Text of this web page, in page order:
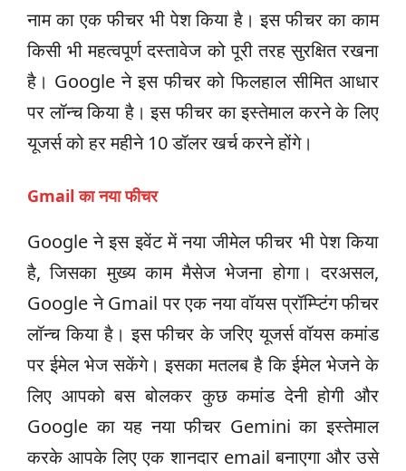
नाम का एक फीचर भी पेश किया है। इस फीचर का काम
किसी भी महत्वपूर्ण दस्तावेज को पूरी तरह सुरक्षित रखना
है। Google ने इस फीचर को फिलहाल सीमित आधार
पर लॉन्च किया है। इस फीचर का इस्तेमाल करने के लिए
यूजर्स को हर महीने 10 डॉलर खर्च करने होंगे।
Gmail का नया फीचर
Google ने इस इवेंट में नया जीमेल फीचर भी पेश किया
है, जिसका मुख्य काम मैसेज भेजना होगा। दरअसल,
Google ने Gmail पर एक नया वॉयस प्रॉम्प्टिंग फीचर
लॉन्च किया है। इस फीचर के जरिए यूजर्स वॉयस कमांड
पर ईमेल भेज सकेंगे। इसका मतलब है कि ईमेल भेजने के
लिए आपको बस बोलकर कुछ कमांड देनी होगी और
Google का यह नया फीचर Gemini का इस्तेमाल
करके आपके लिए एक शानदार email बनाएगा और उसे